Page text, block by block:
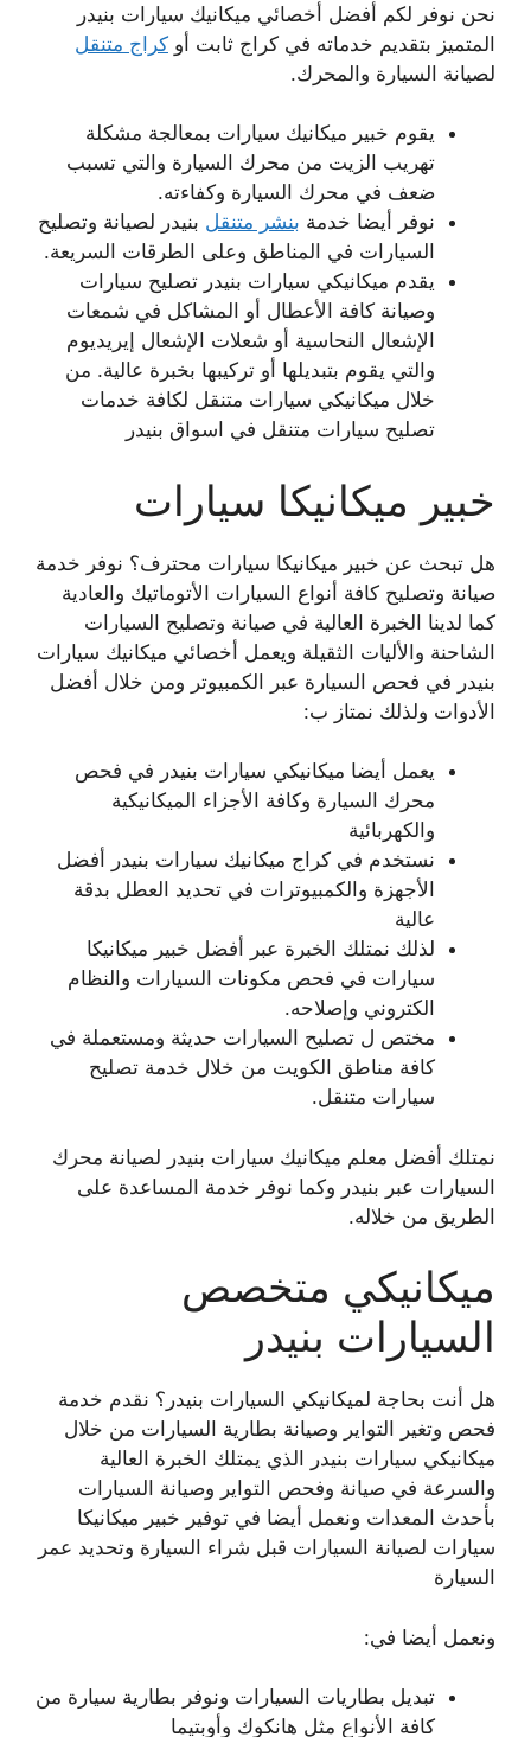
نحن نوفر لكم أفضل أخصائي ميكانيك سيارات بنيدر
المتميز بتقديم خدماته في كراج ثابت أو كراج متنقل
لصيانة السيارة والمحرك.
يقوم خبير ميكانيك سيارات بمعالجة مشكلة
تهريب الزيت من محرك السيارة والتي تسبب
ضعف في محرك السيارة وكفاءته.
نوفر أيضا خدمة بنشر متنقل بنيدر لصيانة وتصليح
السيارات في المناطق وعلى الطرقات السريعة.
يقدم ميكانيكي سيارات بنيدر تصليح سيارات
وصيانة كافة الأعطال أو المشاكل في شمعات
الإشعال النحاسية أو شعلات الإشعال إيريديوم
والتي يقوم بتبديلها أو تركيبها بخبرة عالية. من
خلال ميكانيكي سيارات متنقل لكافة خدمات
تصليح سيارات متنقل في اسواق بنيدر
خبير ميكانيكا سيارات
هل تبحث عن خبير ميكانيكا سيارات محترف؟ نوفر خدمة
صيانة وتصليح كافة أنواع السيارات الأتوماتيك والعادية
كما لدينا الخبرة العالية في صيانة وتصليح السيارات
الشاحنة والأليات الثقيلة ويعمل أخصائي ميكانيك سيارات
بنيدر في فحص السيارة عبر الكمبيوتر ومن خلال أفضل
الأدوات ولذلك نمتاز ب:
يعمل أيضا ميكانيكي سيارات بنيدر في فحص
محرك السيارة وكافة الأجزاء الميكانيكية
والكهربائية
نستخدم في كراج ميكانيك سيارات بنيدر أفضل
الأجهزة والكمبيوترات في تحديد العطل بدقة
عالية
لذلك نمتلك الخبرة عبر أفضل خبير ميكانيكا
سيارات في فحص مكونات السيارات والنظام
الكتروني وإصلاحه.
مختص ل تصليح السيارات حديثة ومستعملة في
كافة مناطق الكويت من خلال خدمة تصليح
سيارات متنقل.
نمتلك أفضل معلم ميكانيك سيارات بنيدر لصيانة محرك
السيارات عبر بنيدر وكما نوفر خدمة المساعدة على
الطريق من خلاله.
ميكانيكي متخصص
السيارات بنيدر
هل أنت بحاجة لميكانيكي السيارات بنيدر؟ نقدم خدمة
فحص وتغير التواير وصيانة بطارية السيارات من خلال
ميكانيكي سيارات بنيدر الذي يمتلك الخبرة العالية
والسرعة في صيانة وفحص التواير وصيانة السيارات
بأحدث المعدات ونعمل أيضا في توفير خبير ميكانيكا
سيارات لصيانة السيارات قبل شراء السيارة وتحديد عمر
السيارة
ونعمل أيضا في:
تبديل بطاريات السيارات ونوفر بطارية سيارة من
كافة الأنواع مثل هانكوك وأوبتيما